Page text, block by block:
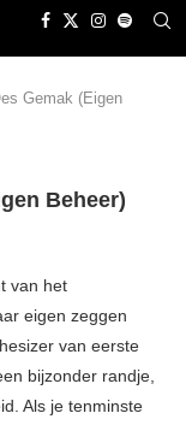
Gemak (Eigen
Beheer)
van het
eigen zeggen
van eerste
bijzonder randje,
Als je tenminste